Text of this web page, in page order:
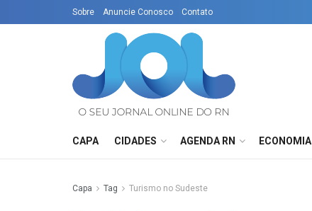
Sobre Anuncie Conosco Contato
CAPA CIDADES AGENDA RN ECONOMIA
Capa Tag Turismo no Sudeste